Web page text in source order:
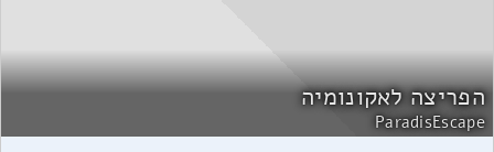
הפריצה לאקונומיה
ParadisEscape